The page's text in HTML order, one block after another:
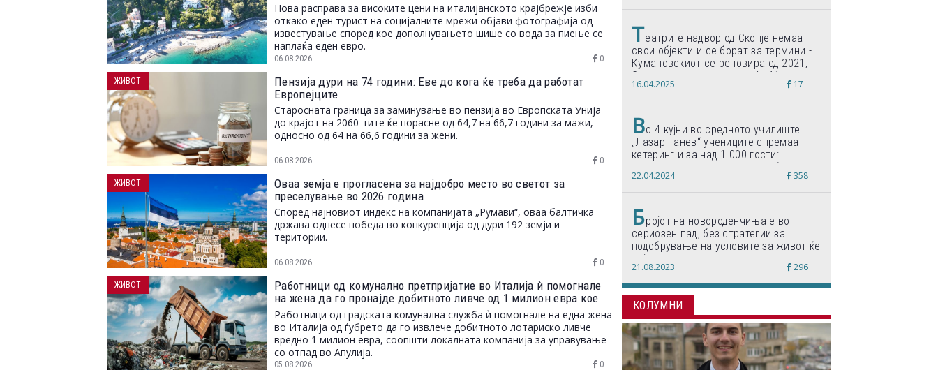
Нова расправа за високите цени на италијанското крајбрежје изби
откако еден турист на социјалните мрежи објави фотографија од
известување според кое дополнувањето шише со вода за пиење се
наплаќа еден евро.
06.08.2026 0
Пензија дури на 74 години: Еве до кога ќе треба да работат
Европејците
Старосната граница за заминување во пензија во Европската Унија
до крајот на 2060-тите ќе порасне од 64,7 на 66,7 години за мажи,
односно од 64 на 66,6 години за жени.
06.08.2026 0
ЖИВОТ
Оваа земја е прогласена за најдобро место во светот за
преселување во 2026 година
Според најновиот индекс на компанијата „Румави“, оваа балтичка
држава однесе победа во конкуренција од дури 192 земји и
територии.
06.08.2026 0
ЖИВОТ
Работници од комунално претпријатие во Италија ѝ помогнале
на жена да го пронајде добитното ливче од 1 милион евра кое
завршило на депонија
Работници од градската комунална служба ѝ помогнале на една жена
во Италија од ѓубрето да го извлече добитното лотариско ливче
вредно 1 милион евра, соопшти локалната компанија за управување
со отпад во Апулија.
05.08.2026 0
ЖИВОТ
Театрите надвор од Скопје немаат
свои објекти и се борат за термини -
Кумановскиот се реновира од 2021,
Струмичкиот се гради веќе 11 години
16.04.2025 17
Во 4 кујни во средното училиште
„Лазар Танев“ учениците спремаат
кетеринг и за над 1.000 гости:
„Формиравме компанија и работиме
по светски стандарди“
22.04.2024 358
Бројот на новороденчиња е во
сериозен пад, без стратегии за
подобрување на условите за живот ќе
дојде до затворање на училишта,
предупредуваат експертите
21.08.2023 296
КОЛУМНИ